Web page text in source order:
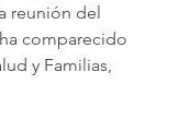
reunión del
comparecido
y Familias,